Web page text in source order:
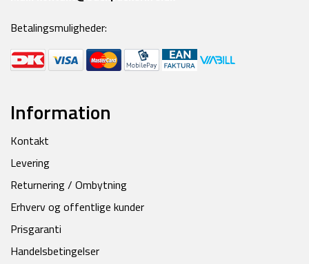
Betalingsmuligheder:
Information
Kontakt
Levering
Returnering / Ombytning
Erhverv og offentlige kunder
Prisgaranti
Handelsbetingelser